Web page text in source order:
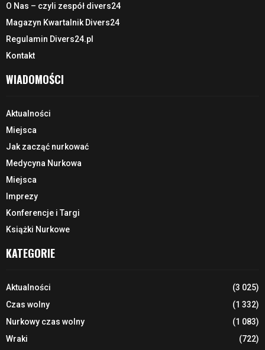
O Nas – czyli zespół divers24
Magazyn Kwartalnik Divers24
Regulamin Divers24.pl
Kontakt
WIADOMOŚCI
Aktualności
Miejsca
Jak zacząć nurkować
Medycyna Nurkowa
Miejsca
Imprezy
Konferencje i Targi
Książki Nurkowe
KATEGORIE
Aktualności
(3 025)
Czas wolny
(1 332)
Nurkowy czas wolny
(1 083)
Wraki
(722)